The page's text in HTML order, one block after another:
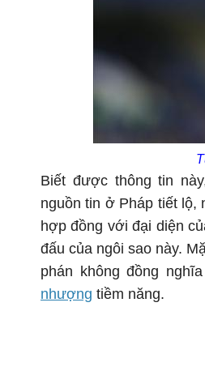
Biết được thông tin
nguồn tin ở Pháp tiết
hợp đồng với đại diện
đấu của ngôi sao này.
phán không đồng
nhượng tiềm năng.